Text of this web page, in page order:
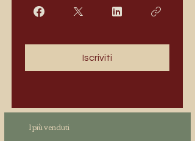
Iscriviti
I più venduti